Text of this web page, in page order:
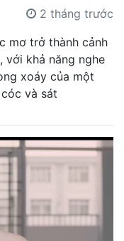
2 tháng trước
mơ trở thành cảnh
với khả năng nghe
xoáy của một
và sát